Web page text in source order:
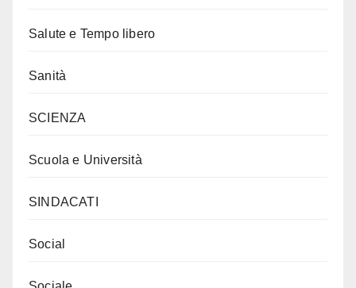
Salute e Tempo libero
Sanità
SCIENZA
Scuola e Università
SINDACATI
Social